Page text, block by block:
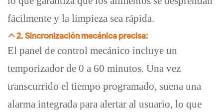
fácilmente y la limpieza sea rápida.
2. Sincronización mecánica precisa:
El panel de control mecánico incluye un
temporizador de 0 a 60 minutos. Una vez
transcurrido el tiempo programado, suena una
alarma integrada para alertar al usuario, lo que